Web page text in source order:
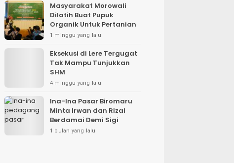
Masyarakat Morowali
Dilatih Buat Pupuk
Organik Untuk Pertanian
1 minggu yang lalu
Eksekusi di Lere Tergugat
Tak Mampu Tunjukkan
SHM
4 minggu yang lalu
Ina-Ina Pasar Biromaru
Minta Irwan dan Rizal
Berdamai Demi Sigi
1 bulan yang lalu